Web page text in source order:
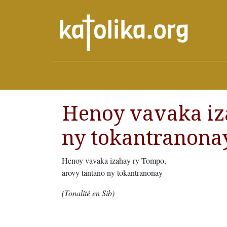
Henoy vavaka
ny
Henoy vavaka izahay ry Tompo,
arovy tantano ny tokantranonay
(Tonalité en Sib)